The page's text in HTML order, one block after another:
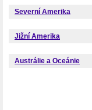
Severní Amerika
Jižní Amerika
Austrálie a Oceánie